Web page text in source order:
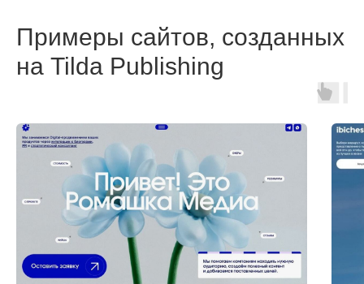
Примеры сайтов, созданных
на Tilda Publishing